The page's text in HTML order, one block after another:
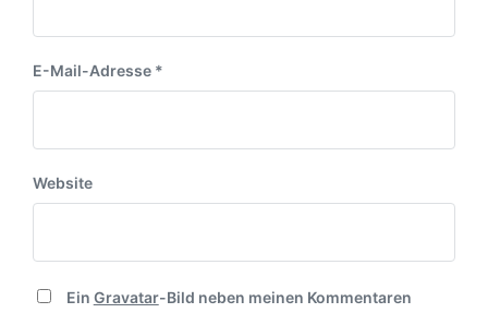
E-Mail-Adresse *
Website
Ein Gravatar-Bild neben meinen Kommentaren